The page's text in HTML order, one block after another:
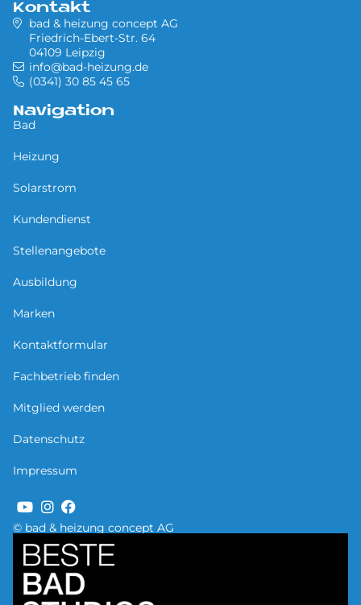
© bad & heizung concept AG
Kontakt
bad & heizung concept AG
Friedrich-Ebert-Str. 64
04109 Leipzig
info@bad-heizung.de
(0341) 30 85 45 65
Navigation
Bad
Heizung
Solarstrom
Kundendienst
Stellenangebote
Ausbildung
Marken
Kontaktformular
Fachbetrieb finden
Mitglied werden
Datenschutz
Impressum